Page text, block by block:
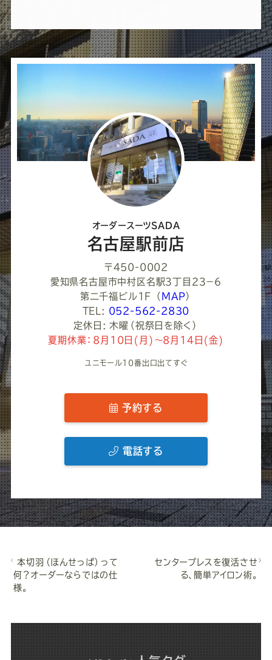
ば
シ
ア
し
て
く
だ
い
オーダースーツSADA
名古屋駅前店
〒450-0002
愛知県名古屋市中村区名駅３丁目２３−６
第二千福ビル1F
（ MAP）
TEL: 052-562-2830
定休日: 木曜（祝祭日を除く）
夏期休業：8月10日(月)～8月14日(金)
ユニモール10番出口出てすぐ
予約する
電話する
本切羽（ほんせっぱ）って
何？オーダーならではの仕
様。
センタープレスを復活させ
る、簡単アイロン術。